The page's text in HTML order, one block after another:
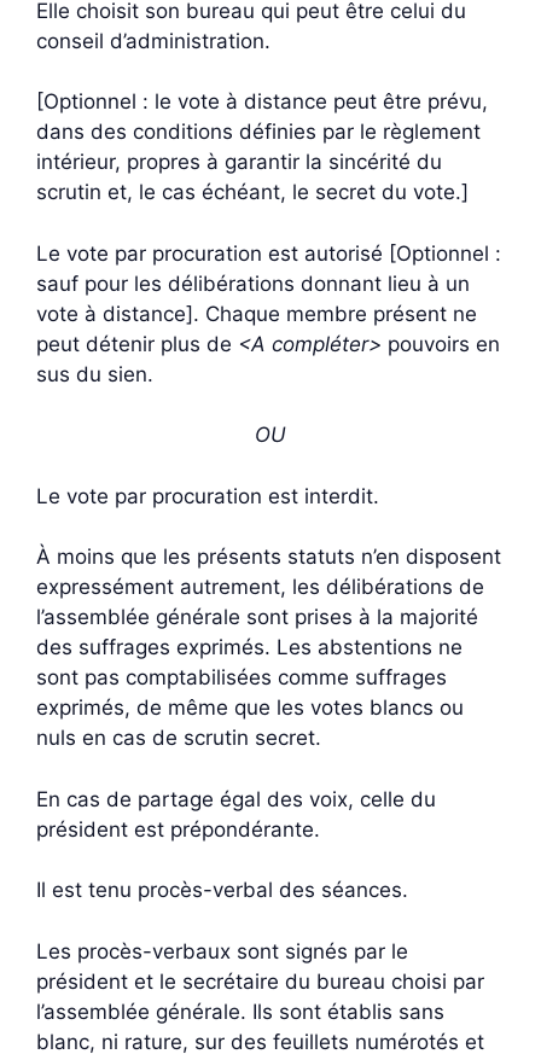
Elle choisit son bureau qui peut être celui du
conseil d’administration.
[Optionnel : le vote à distance peut être prévu,
dans des conditions définies par le règlement
intérieur, propres à garantir la sincérité du
scrutin et, le cas échéant, le secret du vote.]
Le vote par procuration est autorisé [Optionnel :
sauf pour les délibérations donnant lieu à un
vote à distance]. Chaque membre présent ne
peut détenir plus de <A compléter> pouvoirs en
sus du sien.
OU
Le vote par procuration est interdit.
À moins que les présents statuts n’en disposent
expressément autrement, les délibérations de
l’assemblée générale sont prises à la majorité
des suffrages exprimés. Les abstentions ne
sont pas comptabilisées comme suffrages
exprimés, de même que les votes blancs ou
nuls en cas de scrutin secret.
En cas de partage égal des voix, celle du
président est prépondérante.
Il est tenu procès-verbal des séances.
Les procès-verbaux sont signés par le
président et le secrétaire du bureau choisi par
l’assemblée générale. Ils sont établis sans
blanc, ni rature, sur des feuillets numérotés et